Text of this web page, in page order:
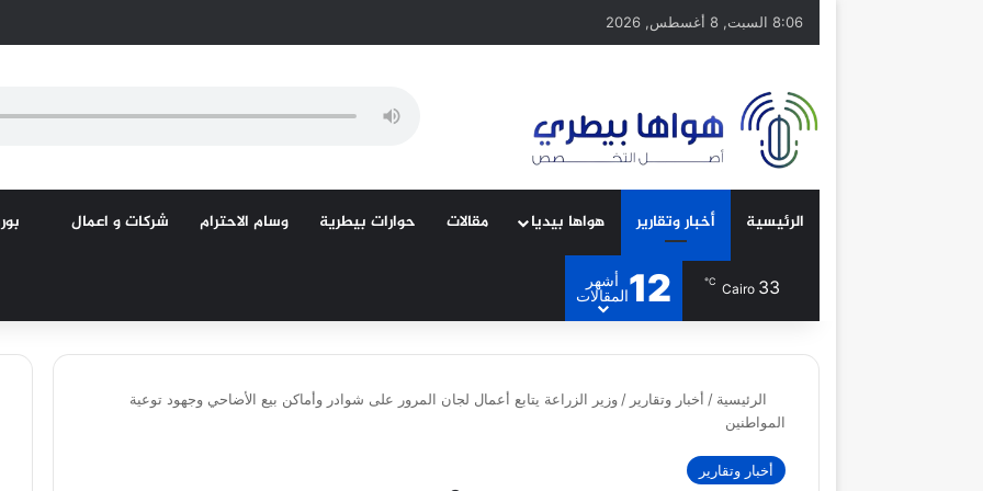
8:06 السبت, 8 أغسطس, 2026
الرئيسية أخبار وتقارير هواها بيديا مقالات حوارات بيطرية وسام الاحترام شركات و اعمال
Cairo 33
℃
12
أشهر
المقالات
الرئيسية / أخبار وتقارير / وزير الزراعة يتابع أعمال لجان المرور على شوادر وأماكن بيع الأضاحي وجهود توعية
المواطنين
أخبار وتقارير